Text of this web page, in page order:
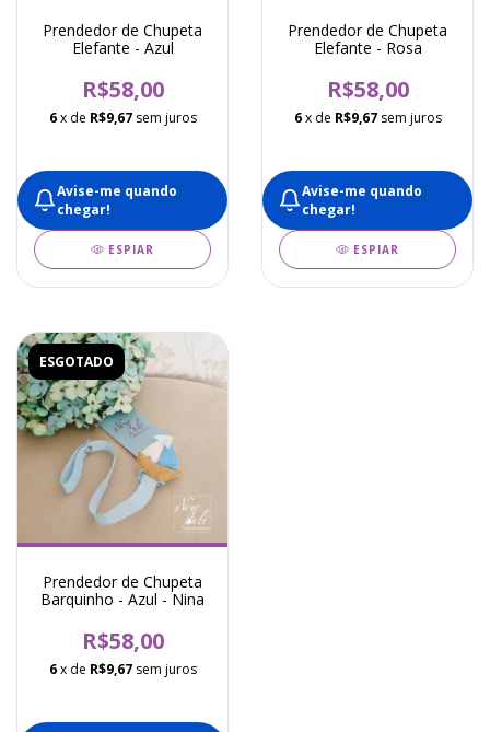
Prendedor de Chupeta
Elefante - Azul
R$58,00
6 x de R$9,67 sem juros
Avise-me quando
chegar!
ESPIAR
Prendedor de Chupeta
Elefante - Rosa
R$58,00
6 x de R$9,67 sem juros
Avise-me quando
chegar!
ESPIAR
ESGOTADO
Prendedor de Chupeta
Barquinho - Azul - Nina
R$58,00
6 x de R$9,67 sem juros